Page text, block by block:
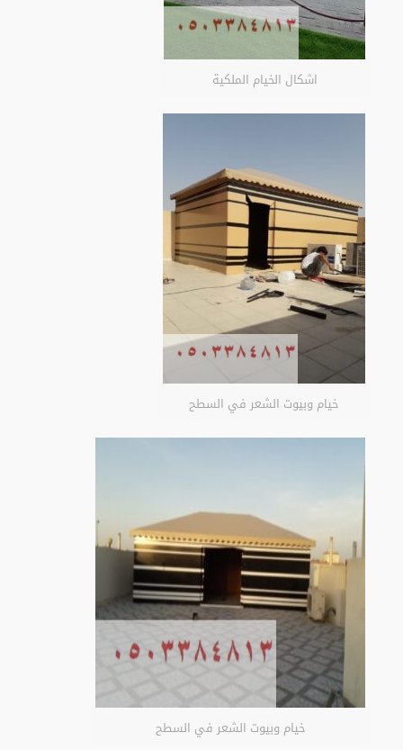
اشكال الخيام الملكية
خيام وبيوت الشعر في السطح
خيام وبيوت الشعر في السطح